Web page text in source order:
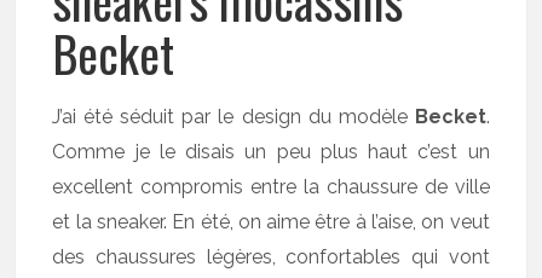
Becket
J’ai été séduit par le design du modèle Becket.
Comme je le disais un peu plus haut c’est un
excellent compromis entre la chaussure de ville
et la sneaker. En été, on aime être à l’aise, on veut
des chaussures légères, confortables qui vont